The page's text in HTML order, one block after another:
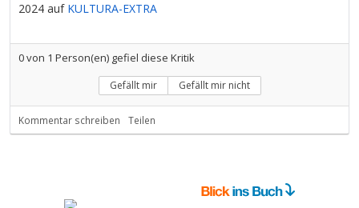
2024 auf KULTURA-EXTRA
0von 1 Person(en) gefiel diese Kritik
Gefällt mir Gefällt mir nicht
Kommentar schreiben Teilen